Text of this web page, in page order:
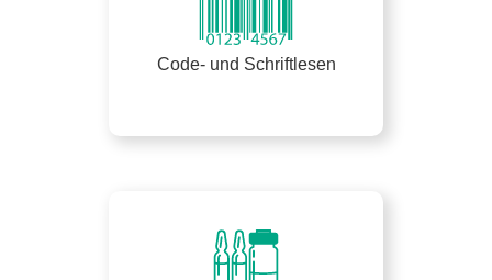
Code- und Schriftlesen